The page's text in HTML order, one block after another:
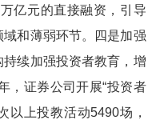
万亿元的直接融资，引导
和薄弱环节。
四是加强
续加强投资者教育，增
， 证券公司开展“投资者
以上投教活动5490场，